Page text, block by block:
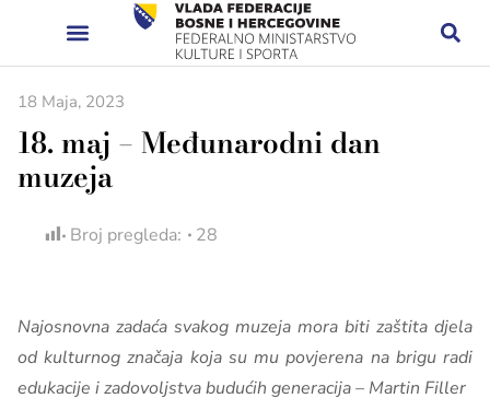
18 Maja, 2023
18. maj – Međunarodni dan
muzeja
Broj pregleda: 28
Najosnovna zadaća svakog muzeja mora biti zaštita djela
od kulturnog značaja koja su mu povjerena na brigu radi
edukacije i zadovoljstva budućih generacija – Martin Filler